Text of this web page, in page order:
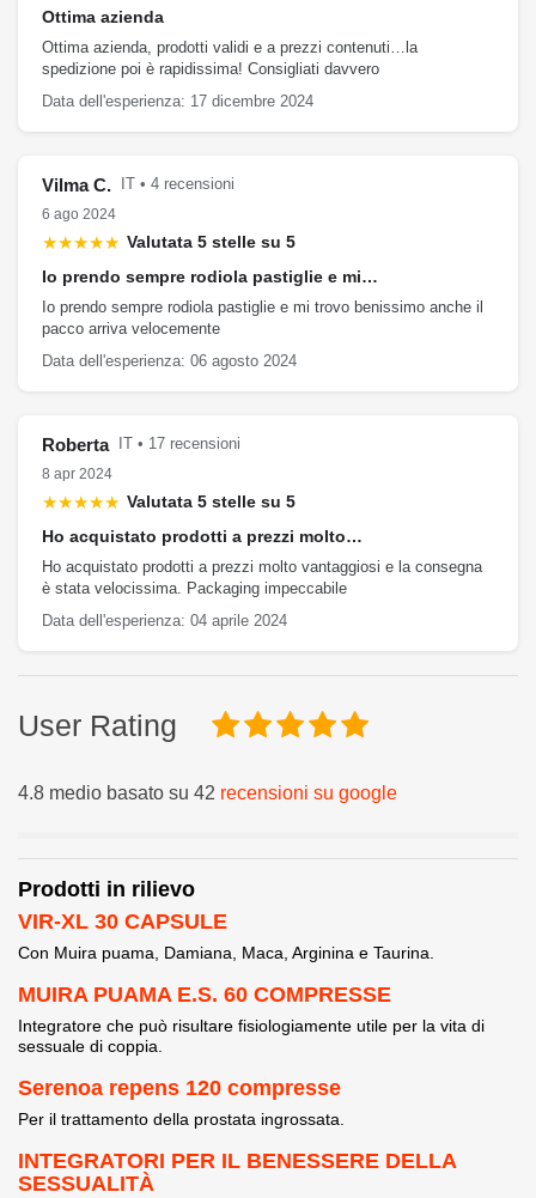
Ottima azienda
Ottima azienda, prodotti validi e a prezzi contenuti…la
spedizione poi è rapidissima! Consigliati davvero
Data dell'esperienza: 17 dicembre 2024
Vilma C.
IT • 4 recensioni
6 ago 2024
★★★★★ Valutata 5 stelle su 5
Io prendo sempre rodiola pastiglie e mi…
Io prendo sempre rodiola pastiglie e mi trovo benissimo anche il
pacco arriva velocemente
Data dell'esperienza: 06 agosto 2024
Roberta
IT • 17 recensioni
8 apr 2024
★★★★★ Valutata 5 stelle su 5
Ho acquistato prodotti a prezzi molto…
Ho acquistato prodotti a prezzi molto vantaggiosi e la consegna
è stata velocissima. Packaging impeccabile
Data dell'esperienza: 04 aprile 2024
User Rating
4.8 medio basato su 42 recensioni su google
Prodotti in rilievo
VIR-XL 30 CAPSULE
Con Muira puama, Damiana, Maca, Arginina e Taurina.
MUIRA PUAMA E.S. 60 COMPRESSE
Integratore che può risultare fisiologiamente utile per la vita di
sessuale di coppia.
Serenoa repens 120 compresse
Per il trattamento della prostata ingrossata.
INTEGRATORI PER IL BENESSERE DELLA
SESSUALITÀ